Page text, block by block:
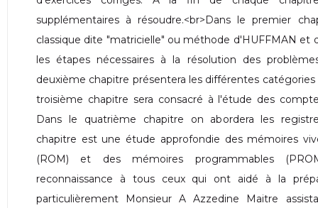
supplémentaires à résoudre.<br>Dans le premier
classique dite "matricielle" ou méthode d'HUFFMAN et
les étapes nécessaires à la résolution des
deuxième chapitre présentera les différentes catégories
troisième chapitre sera consacré à l'étude des
Dans le quatrième chapitre on abordera les
chapitre est une étude approfondie des mémoires
(ROM) et des mémoires programmables
reconnaissance à tous ceux qui ont aidé à la
particulièrement Monsieur A Azzedine Maitre